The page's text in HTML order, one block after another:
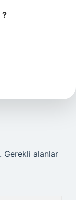
?
Gerekli alanlar